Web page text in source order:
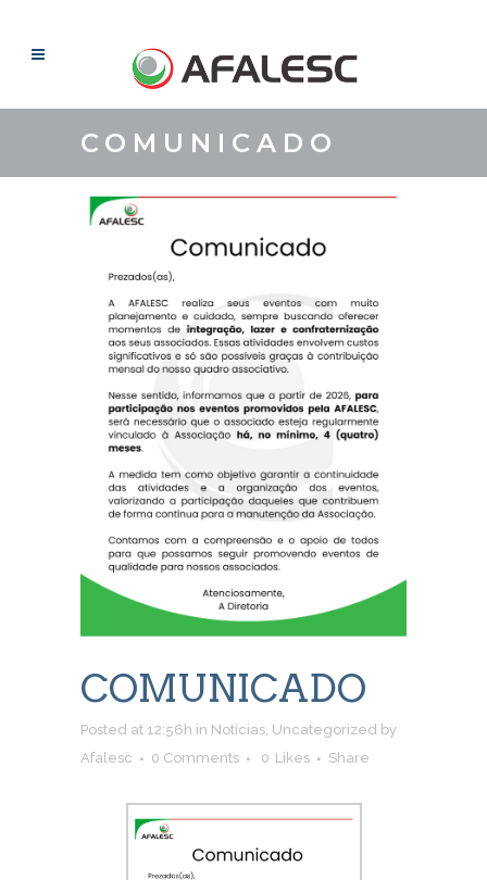
COMUNICADO
COMUNICADO
Posted at 12:56h in Notícias Uncategorized by
Afalesc
0 Comments 0 Likes Share